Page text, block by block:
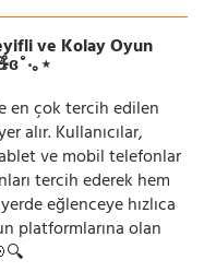
ve Kolay Oyun
｡⋆
en çok tercih edilen
alır. Kullanıcılar,
ve mobil telefonlar
tercih ederek hem
eğlenceye hızlıca
platformlarına olan